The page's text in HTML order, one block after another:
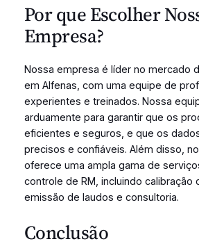
Por que Escolher
Empresa?
Nossa empresa é líder no mercado
em Alfenas, com uma equipe de
experientes e treinados. Nossa
arduamente para garantir que os
eficientes e seguros, e que os
precisos e confiáveis. Além disso,
oferece uma ampla gama de
controle de RM, incluindo calibração
emissão de laudos e consultoria.
Conclusão